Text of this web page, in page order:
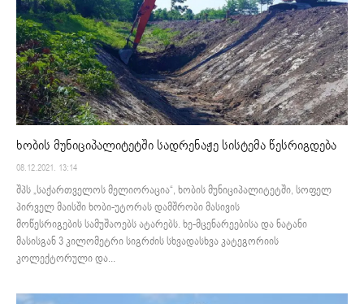
ხობის მუნიციპალიტეტში სადრენაჟე სისტემა წესრიგდება
08.12.2021. 13:14
შპს „საქართველოს მელიორაცია“, ხობის მუნიციპალიტეტში, სოფელ
პირველ მაისში ხობი-უტორას დამშრობი მასივის
მოწესრიგების სამუშაოებს ატარებს. ხე-მცენარეებისა და ნატანი
მასისგან 3 კილომეტრი სიგრძის სხვადასხვა კატეგორიის
კოლექტორული და...